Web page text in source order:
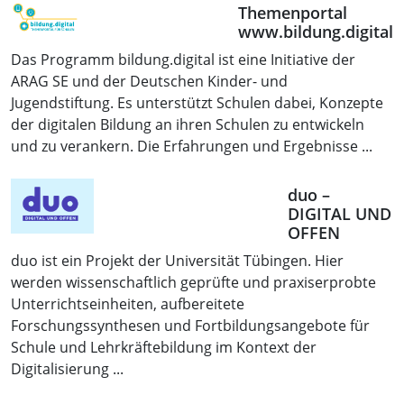
Themenportal
www.bildung.digital
Das Programm bildung.digital ist eine Initiative der
ARAG SE und der Deutschen Kinder- und
Jugendstiftung. Es unterstützt Schulen dabei, Konzepte
der digitalen Bildung an ihren Schulen zu entwickeln
und zu verankern. Die Erfahrungen und Ergebnisse ...
duo –
DIGITAL UND
OFFEN
duo ist ein Projekt der Universität Tübingen. Hier
werden wissenschaftlich geprüfte und praxiserprobte
Unterrichtseinheiten, aufbereitete
Forschungssynthesen und Fortbildungsangebote für
Schule und Lehrkräftebildung im Kontext der
Digitalisierung ...